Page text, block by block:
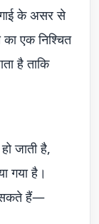
के असर से
एक निश्चित
है ताकि
जाती है,
गया है।
सकते हैं—